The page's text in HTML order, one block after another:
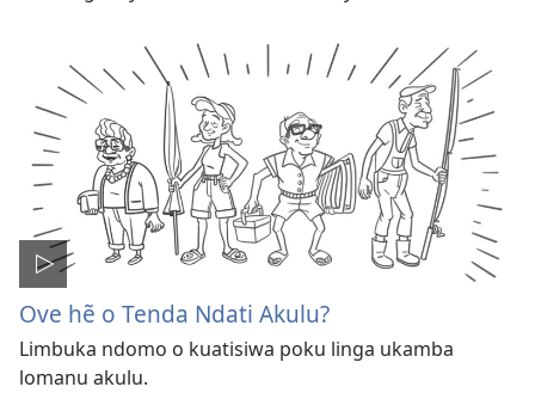
Ove hẽ o Tenda Ndati Akulu?
Limbuka ndomo o kuatisiwa poku linga ukamba
lomanu akulu.